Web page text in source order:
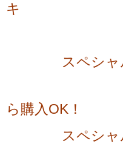
キ
1ホール
スペシャル
1個 300
ら購入OK！
スペシャル